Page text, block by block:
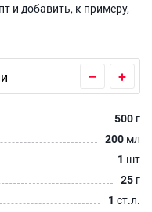
и добавить, к примеру,
– +
500 г
200 мл
1 шт
25 г
1 ст.л.